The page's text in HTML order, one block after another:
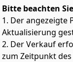
Bitte beachten
1. Der angezeigte
Aktualisierung
2. Der Verkauf
zum Zeitpunkt